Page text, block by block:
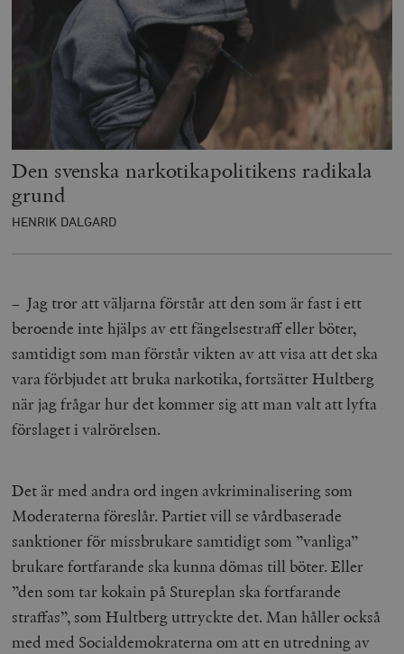
Den svenska narkotikapolitikens radikala
grund
HENRIK DALGARD
– Jag tror att väljarna förstår att den som är fast i ett
beroende inte hjälps av ett fängelsestraff eller böter,
samtidigt som man förstår vikten av att visa att det ska
vara förbjudet att bruka narkotika, fortsätter Hultberg
när jag frågar hur det kommer sig att man valt att lyfta
förslaget i valrörelsen.
Det är med andra ord ingen avkriminalisering som
Moderaterna föreslår. Partiet vill se vårdbaserade
sanktioner för missbrukare samtidigt som ”vanliga”
brukare fortfarande ska kunna dömas till böter. Eller
”den som tar kokain på Stureplan ska fortfarande
straffas”, som Hultberg uttryckte det. Man håller också
med med Socialdemokraterna om att en utredning av